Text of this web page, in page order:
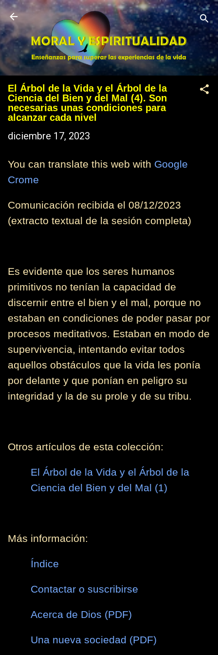
Ir al contenido principal
El Árbol de la Vida y el Árbol de la
Ciencia del Bien y del Mal (4). Son
necesarias unas condiciones para
alcanzar cada nivel
diciembre 17, 2023
You can translate this web with Google
Crome
Comunicación recibida el 08/12/2023
(extracto textual de la sesión completa)
Es evidente que los seres humanos
primitivos no tenían la capacidad de
discernir entre el bien y el mal, porque no
estaban en condiciones de poder pasar por
procesos meditativos. Estaban en modo de
supervivencia, intentando evitar todos
aquellos obstáculos que la vida les ponía
por delante y que ponían en peligro su
integridad y la de su prole y de su tribu.
Otros artículos de esta colección:
El Árbol de la Vida y el Árbol de la
Ciencia del Bien y del Mal (1)
Más información:
Índice
Contactar o suscribirse
Acerca de Dios (PDF)
Una nueva sociedad (PDF)